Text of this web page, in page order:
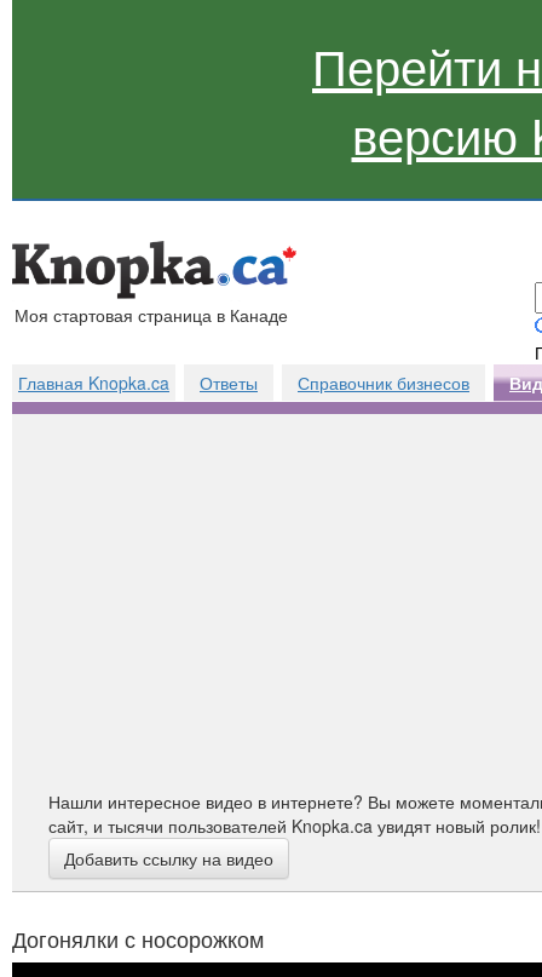
Перейти
версию
Моя стартовая страница в Канаде
Главная Knopka.ca
Ответы Справочник бизнесов
Нашли интересное видео в интернете? Вы можете
сайт, и тысячи пользователей Knopka.ca увидят новый ролик!
Добавить ссылку на видео
Догонялки с носорожком